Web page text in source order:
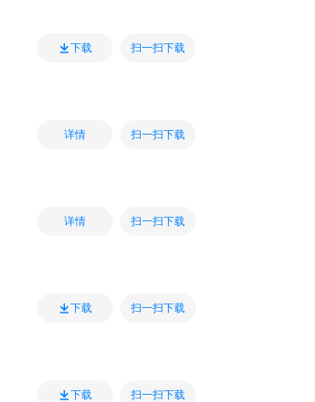
下载 扫一扫下载
详情 扫一扫下载
详情 扫一扫下载
下载 扫一扫下载
下载 扫一扫下载